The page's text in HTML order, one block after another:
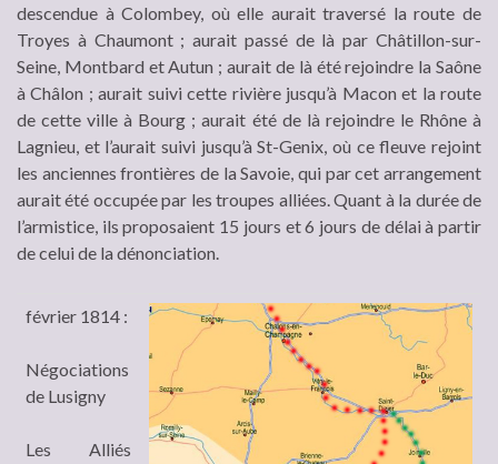
descendue à Colombey, où elle aurait traversé la route de
Troyes à Chaumont ; aurait passé de là par Châtillon-sur-
Seine, Montbard et Autun ; aurait de là été rejoindre la Saône
à Châlon ; aurait suivi cette rivière jusqu’à Macon et la route
de cette ville à Bourg ; aurait été de là rejoindre le Rhône à
Lagnieu, et l’aurait suivi jusqu’à St-Genix, où ce fleuve rejoint
les anciennes frontières de la Savoie, qui par cet arrangement
aurait été occupée par les troupes alliées. Quant à la durée de
l’armistice, ils proposaient 15 jours et 6 jours de délai à partir
de celui de la dénonciation.
février 1814 :
Négociations
de Lusigny
Les Alliés